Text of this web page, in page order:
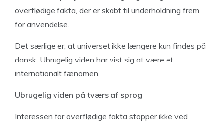
overflødige fakta, der er skabt til underholdning frem
for anvendelse.
Det særlige er, at universet ikke længere kun findes på
dansk. Ubrugelig viden har vist sig at være et
internationalt fænomen.
Ubrugelig viden på tværs af sprog
Interessen for overflødige fakta stopper ikke ved